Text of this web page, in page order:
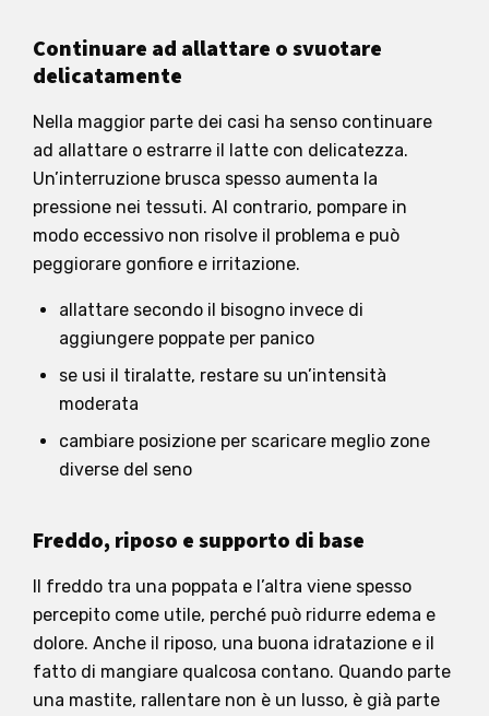
Continuare ad allattare o svuotare
delicatamente
Nella maggior parte dei casi ha senso continuare
ad allattare o estrarre il latte con delicatezza.
Un’interruzione brusca spesso aumenta la
pressione nei tessuti. Al contrario, pompare in
modo eccessivo non risolve il problema e può
peggiorare gonfiore e irritazione.
allattare secondo il bisogno invece di
aggiungere poppate per panico
se usi il tiralatte, restare su un’intensità
moderata
cambiare posizione per scaricare meglio zone
diverse del seno
Freddo, riposo e supporto di base
Il freddo tra una poppata e l’altra viene spesso
percepito come utile, perché può ridurre edema e
dolore. Anche il riposo, una buona idratazione e il
fatto di mangiare qualcosa contano. Quando parte
una mastite, rallentare non è un lusso, è già parte